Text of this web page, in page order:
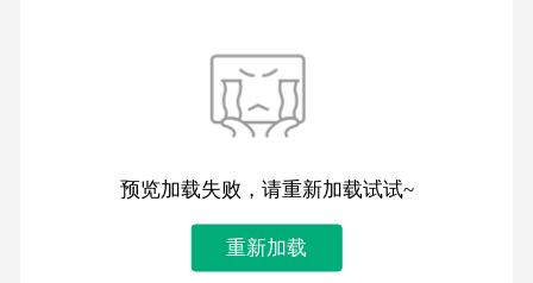
预览加载失败，请重新加载试试~
重新加载